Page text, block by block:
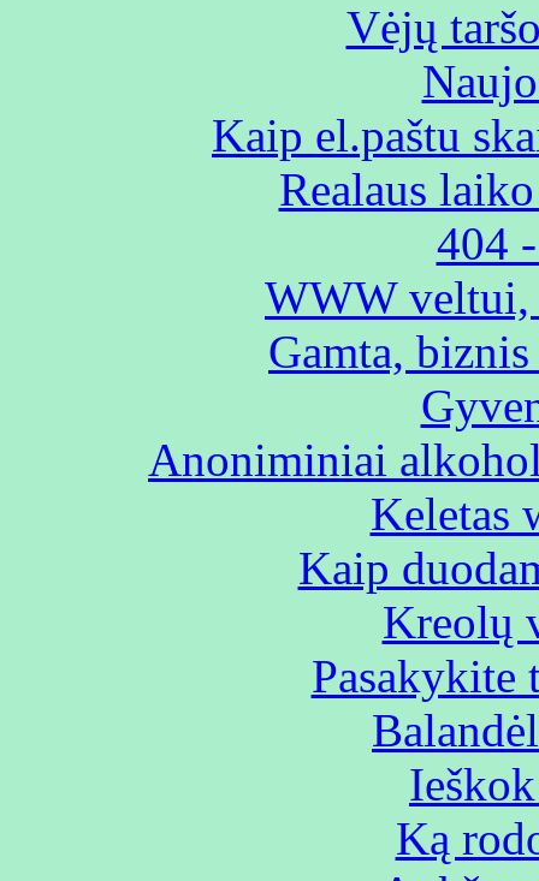
Vėjų
Kaip el.paštu
Realaus
404
WWW
Gamta,
Anoniminiai
Keletas
Kaip
Kreolų
Pasakykite
Ką